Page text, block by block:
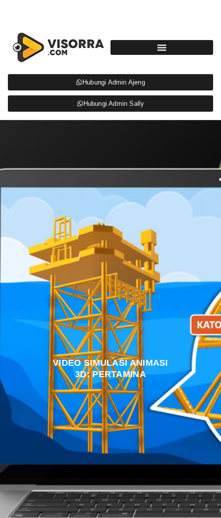
Hubungi Admin Ajeng
Hubungi Admin Sally
VIDEO SIMULASI ANIMASI
3D: PERTAMINA